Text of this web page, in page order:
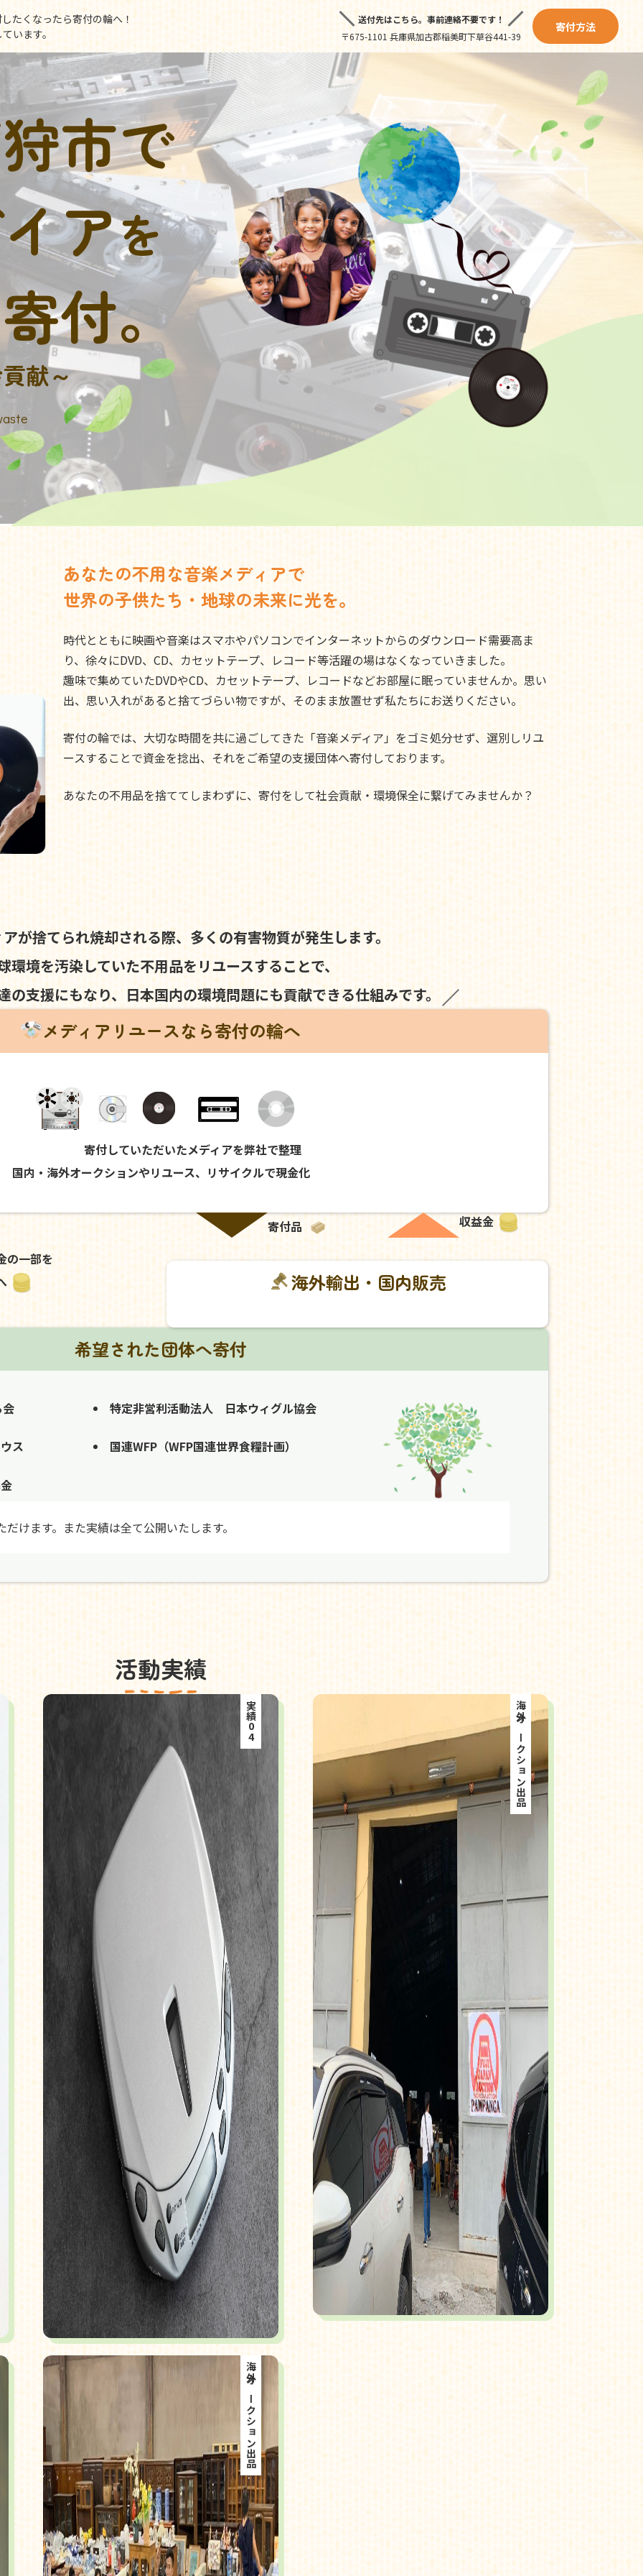
たくなったら寄付の輪へ！
います。
送付先はこちら。 事前連絡不要です！
〒675-1101 兵庫県加古郡稲美町下草谷441-39
寄付方法
市で
アを
付。
献～
あなたの不用な音楽メディアで
世界の子供たち・地球の未来に光を。
時代とともに映画や音楽はスマホやパソコンでインターネットからのダウンロード需要高ま
り、徐々にDVD、CD、カセットテープ、レコード等活躍の場はなくなっていきました。
趣味で集めていたDVDやCD、カセットテープ、レコードなどお部屋に眠っていませんか。思い
出、思い入れがあると捨てづらい物ですが、そのまま放置せず私たちにお送りください。
寄付の輪では、大切な時間を共に過ごしてきた「音楽メディア」をゴミ処分せず、選別しリユ
ースすることで資金を捻出、それをご希望の支援団体へ寄付しております。
あなたの不用品を捨ててしまわずに、寄付をして社会貢献・環境保全に繋げてみませんか？
が捨てられ焼却される際、 多くの有害物質が発生します。
環境を汚染していた不用品を リユースすることで、
支援にもなり、 日本国内の環境問題にも貢献できる仕組みです。
メディアリユースなら寄付の輪へ
寄付していただいたメディアを弊社で整理
国内・海外オークションやリユース、リサイクルで現金化
の一部を
寄付品 収益金
海外輸出・国内販売
希望された団体へ寄付
特定非営利活動法人 日本ウィグル協会
ス 国連WFP（WFP国連世界食糧計画）
けます。また実績は全て公開いたします。
活動実績
実績04 海外オークション出品
海外オークション出品